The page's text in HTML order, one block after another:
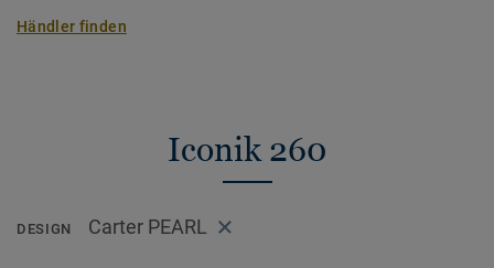
Händler finden
Iconik 260
DESIGN Carter PEARL